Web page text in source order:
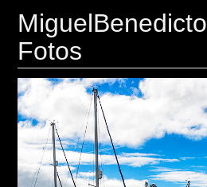
MiguelBenedicto
Fotos